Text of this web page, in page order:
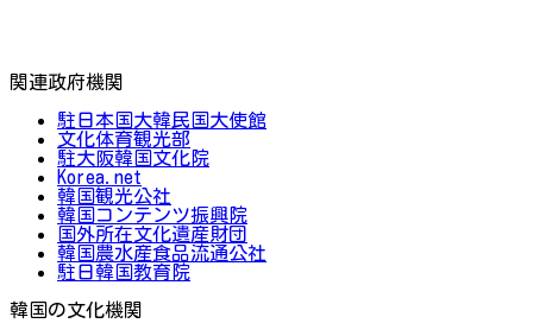
関連政府機関
駐日本国大韓民国大使館
文化体育観光部
駐大阪韓国文化院
Korea.net
韓国観光公社
韓国コンテンツ振興院
国外所在文化遺産財団
韓国農水産食品流通公社
駐日韓国教育院
韓国の文化機関